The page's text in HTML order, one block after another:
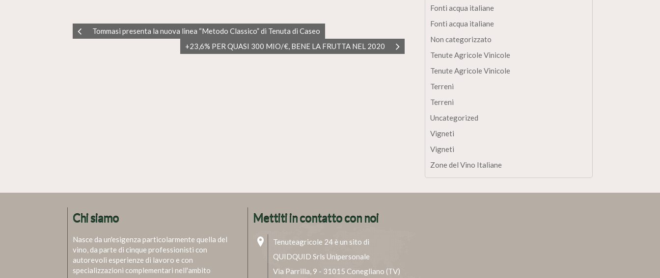
Tommasi presenta la nuova linea “Metodo Classico” di Tenuta di Caseo
+23,6% PER QUASI 300 MIO/€, BENE LA FRUTTA NEL 2020
Fonti acqua italiane
Fonti acqua italiane
Non categorizzato
Tenute Agricole Vinicole
Tenute Agricole Vinicole
Terreni
Terreni
Uncategorized
Vigneti
Vigneti
Zone del Vino Italiane
Chi siamo
Nasce da un'esigenza particolarmente quella del
vino, da parte di cinque professionisti con
autorevoli esperienze di lavoro e con
specializzazioni complementari nell'ambito
Mettiti in contatto con noi
Tenuteagricole 24 è un sito di
QUIDQUID Srls Unipersonale
Via Parrilla, 9 - 31015 Conegliano (TV)